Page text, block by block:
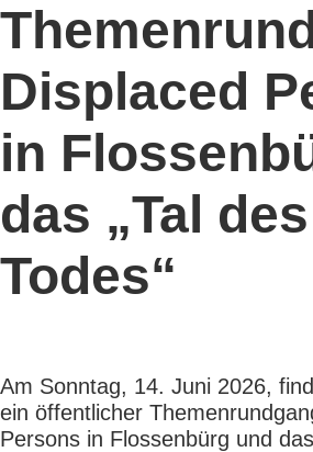
Displaced
in
das „Tal des
Todes“
Am Sonntag, 14. Juni 2026,
ein öffentlicher
Persons in Flossenbürg und das